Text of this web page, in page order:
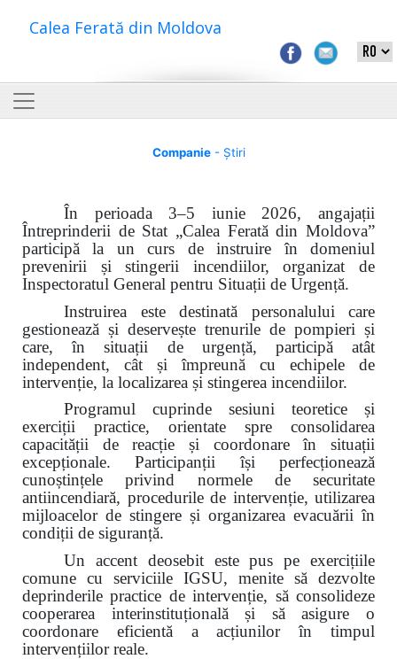
Calea Ferată din Moldova
Companie- Știri
În perioada 3–5 iunie 2026, angajații
Întreprinderii de Stat „Calea Ferată din Moldova”
participă la un curs de instruire în domeniul
prevenirii și stingerii incendiilor, organizat de
Inspectoratul General pentru Situații de Urgență.
Instruirea este destinată personalului care
gestionează și deservește trenurile de pompieri și
care, în situații de urgență, participă atât
independent, cât și împreună cu echipele de
intervenție, la localizarea și stingerea incendiilor.
Programul cuprinde sesiuni teoretice și
exerciții practice, orientate spre consolidarea
capacității de reacție și coordonare în situații
excepționale. Participanții își perfecționează
cunoștințele privind normele de securitate
antiincendiară, procedurile de intervenție, utilizarea
mijloacelor de stingere și organizarea evacuării în
condiții de siguranță.
Un accent deosebit este pus pe exercițiile
comune cu serviciile IGSU, menite să dezvolte
deprinderile practice de intervenție, să consolideze
cooperarea interinstituțională și să asigure o
coordonare eficientă a acțiunilor în timpul
intervențiilor reale.